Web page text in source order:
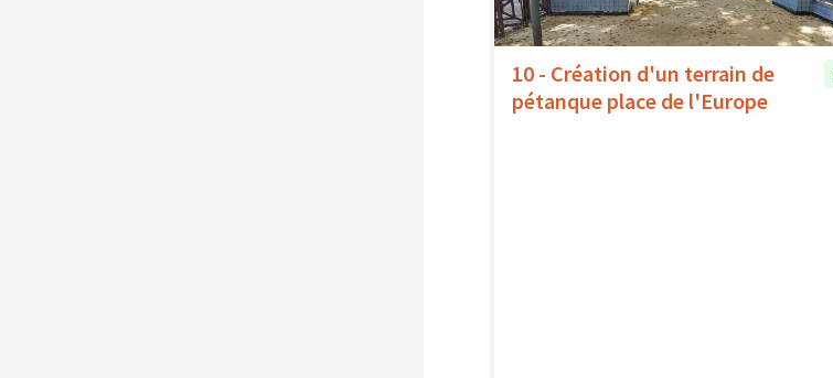
10 - Création d'un terrain de
pétanque place de l'Europe